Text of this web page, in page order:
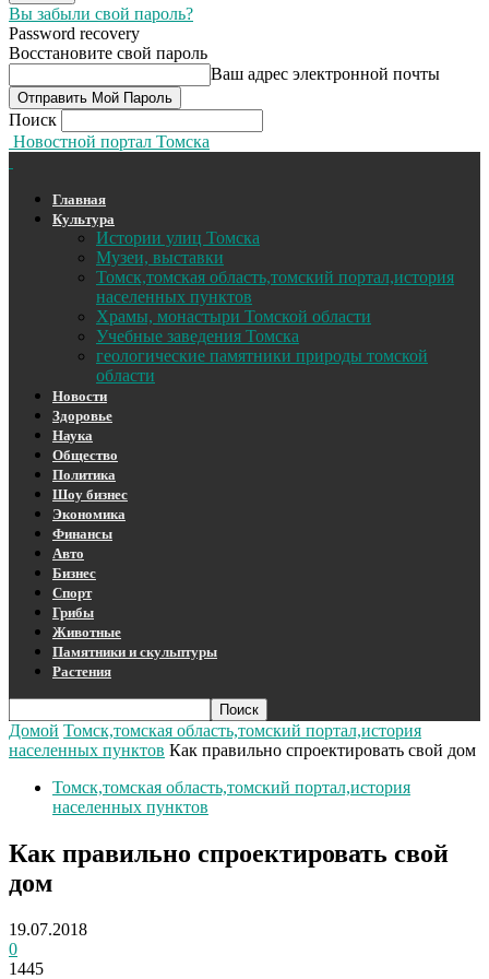
Вы забыли свой пароль?
Password recovery
Восстановите свой пароль
Ваш адрес электронной почты
Поиск
Новостной портал Томска
Главная
Культура
Истории улиц Томска
Музеи, выставки
Томск,томская область,томский портал,история
населенных пунктов
Храмы, монастыри Томской области
Учебные заведения Томска
геологические памятники природы томской
области
Новости
Здоровье
Наука
Общество
Политика
Шоу бизнес
Экономика
Финансы
Авто
Бизнес
Спорт
Грибы
Животные
Памятники и скульптуры
Растения
Домой Томск,томская область,томский портал,история
населенных пунктов Как правильно спроектировать свой дом
Томск,томская область,томский портал,история
населенных пунктов
Как правильно спроектировать свой
дом
19.07.2018
0
1445